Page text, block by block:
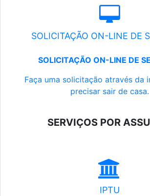
SOLICITAÇÃO ON-LINE DE
SOLICITAÇÃO ON-LINE DE
Faça uma solicitação através da
precisar sair de casa.
SERVIÇOS POR
IPTU